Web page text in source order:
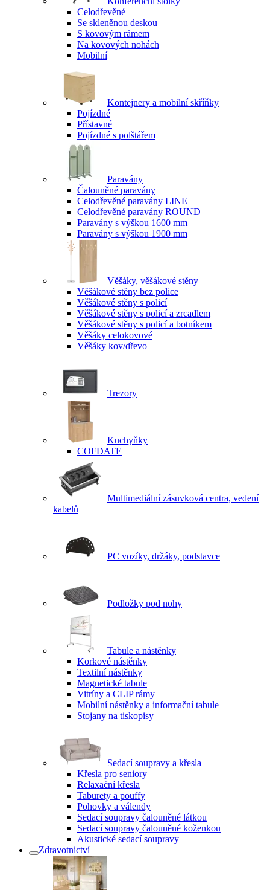
Celodřevěné
Se skleněnou deskou
S kovovým rámem
Na kovových nohách
Mobilní
Kontejnery a mobilní skříňky
Pojízdné
Přístavné
Pojízdné s polštářem
Paravány
Čalouněné paravány
Celodřevěné paravány LINE
Celodřevěné paravány ROUND
Paravány s výškou 1600 mm
Paravány s výškou 1900 mm
Věšáky, věšákové stěny
Věšákové stěny bez police
Věšákové stěny s policí
Věšákové stěny s policí a zrcadlem
Věšákové stěny s policí a botníkem
Věšáky celokovové
Věšáky kov/dřevo
Trezory
Kuchyňky
COFDATE
Multimediální zásuvková centra, vedení
kabelů
PC vozíky, držáky, podstavce
Podložky pod nohy
Tabule a nástěnky
Korkové nástěnky
Textilní nástěnky
Magnetické tabule
Vitríny a CLIP rámy
Mobilní nástěnky a informační tabule
Stojany na tiskopisy
Sedací soupravy a křesla
Křesla pro seniory
Relaxační křesla
Taburety a pouffy
Pohovky a válendy
Sedací soupravy čalouněné látkou
Sedací soupravy čalouněné koženkou
Akustické sedací soupravy
Zdravotnictví